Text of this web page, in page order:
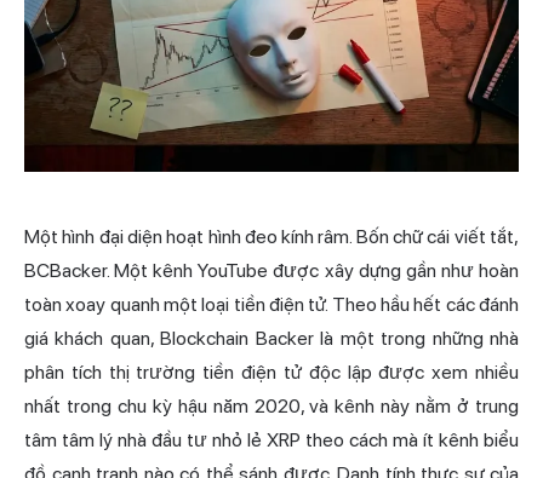
Một hình đại diện hoạt hình đeo kính râm. Bốn chữ cái viết tắt,
BCBacker. Một kênh YouTube được xây dựng gần như hoàn
toàn xoay quanh một loại tiền điện tử. Theo hầu hết các đánh
giá khách quan, Blockchain Backer là một trong những nhà
phân tích thị trường tiền điện tử độc lập được xem nhiều
nhất trong chu kỳ hậu năm 2020, và kênh này nằm ở trung
tâm tâm lý nhà đầu tư nhỏ lẻ XRP theo cách mà ít kênh biểu